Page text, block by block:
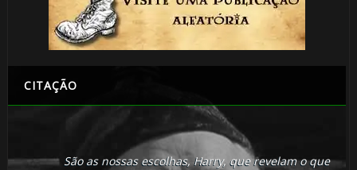
CITAÇÃO
São as nossas escolhas, Harry, que revelam o que